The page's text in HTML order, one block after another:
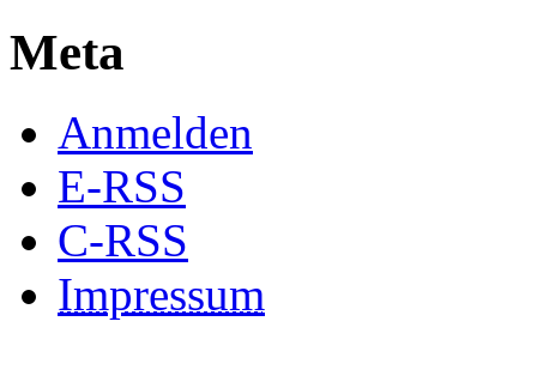
Meta
Anmelden
E-RSS
C-RSS
Impressum